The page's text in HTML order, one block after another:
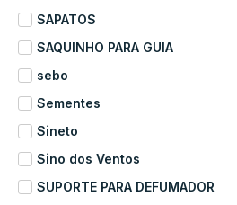
SAPATOS
SAQUINHO PARA GUIA
sebo
Sementes
Sineto
Sino dos Ventos
SUPORTE PARA DEFUMADOR